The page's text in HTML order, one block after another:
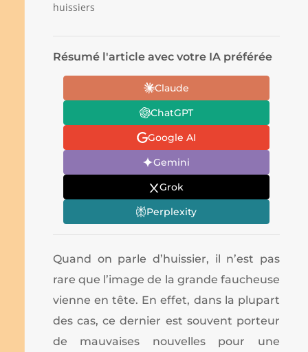
huissiers
Résumé l'article avec votre IA préférée
Claude
ChatGPT
Google AI
Gemini
Grok
Perplexity
Quand on parle d’huissier, il n’est pas
rare que l’image de la grande faucheuse
vienne en tête. En effet, dans la plupart
des cas, ce dernier est souvent porteur
de mauvaises nouvelles pour une